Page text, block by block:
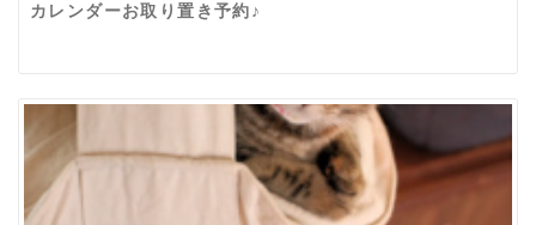
カレンダーお取り置き予約♪